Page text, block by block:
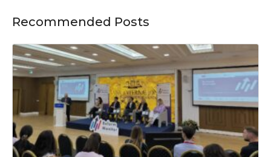
Recommended Posts